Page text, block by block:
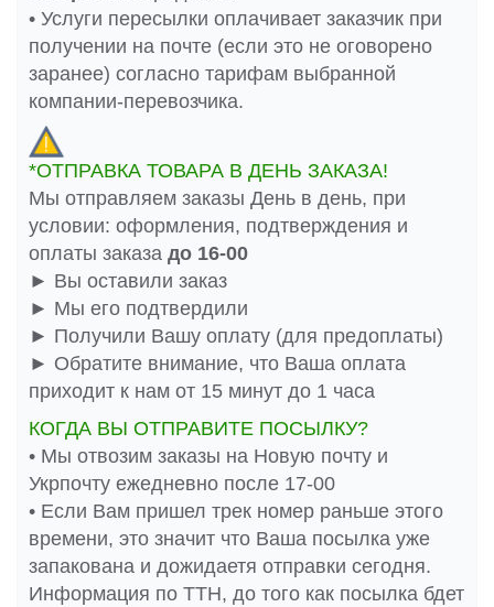
• Услуги пересылки оплачивает заказчик при
получении на почте (если это не оговорено
заранее) согласно тарифам выбранной
компании-перевозчика.
*ОТПРАВКА ТОВАРА В ДЕНЬ ЗАКАЗА!
Мы отправляем заказы День в день, при
условии: оформления, подтверждения и
оплаты заказа до 16-00
► Вы оставили заказ
► Мы его подтвердили
► Получили Вашу оплату (для предоплаты)
► Обратите внимание, что Ваша оплата
приходит к нам от 15 минут до 1 часа
КОГДА ВЫ ОТПРАВИТЕ ПОСЫЛКУ?
• Мы отвозим заказы на Новую почту и
Укрпочту ежедневно после 17-00
• Если Вам пришел трек номер раньше этого
времени, это значит что Ваша посылка уже
запакована и дожидаетя отправки сегодня.
Информация по ТТН, до того как посылка бдет